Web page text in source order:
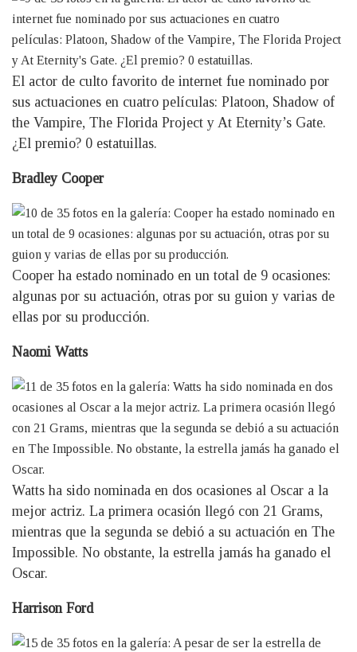
El actor de culto favorito de internet fue nominado por
sus actuaciones en cuatro películas: Platoon, Shadow of
the Vampire, The Florida Project y At Eternity’s Gate.
¿El premio? 0 estatuillas.
Bradley Cooper
Cooper ha estado nominado en un total de 9 ocasiones:
algunas por su actuación, otras por su guion y varias de
ellas por su producción.
Naomi Watts
Watts ha sido nominada en dos ocasiones al Oscar a la
mejor actriz. La primera ocasión llegó con 21 Grams,
mientras que la segunda se debió a su actuación en The
Impossible. No obstante, la estrella jamás ha ganado el
Oscar.
Harrison Ford